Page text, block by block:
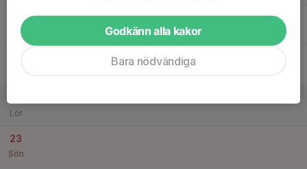
Tor
Lör
23
Sön
Godkänn alla kakor
Bara nödvändiga